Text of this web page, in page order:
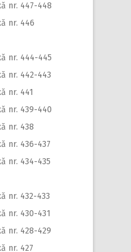
nr. 447-448
nr. 446
nr. 444-445
nr. 442-443
nr. 441
nr. 439-440
nr. 438
nr. 436-437
nr. 434-435
nr. 432-433
nr. 430-431
nr. 428-429
nr. 427